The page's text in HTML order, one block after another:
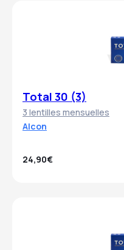
Total 30 (3)
3 lentilles mensuelles
Alcon
24,90€